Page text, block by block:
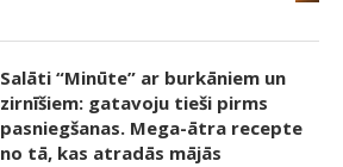
Salāti “Minūte” ar burkāniem un
zirnīšiem: gatavoju tieši pirms
pasniegšanas. Mega-ātra recepte
no tā, kas atradās mājās